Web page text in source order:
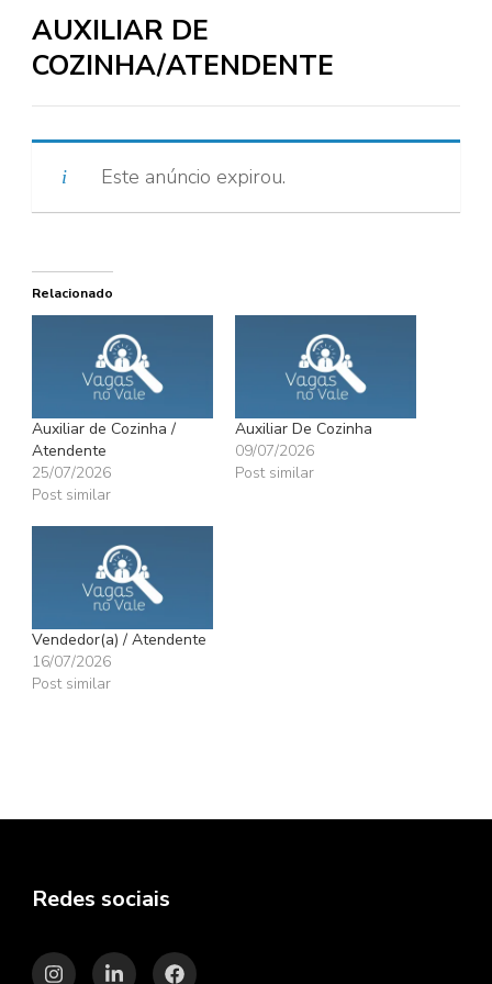
AUXILIAR DE
COZINHA/ATENDENTE
Este anúncio expirou.
Relacionado
Auxiliar de Cozinha /
Atendente
25/07/2026
Post similar
Auxiliar De Cozinha
09/07/2026
Post similar
Vendedor(a) / Atendente
16/07/2026
Post similar
Redes sociais